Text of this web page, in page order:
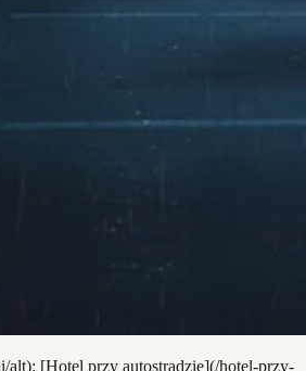
[Hotel przy autostradzie](/hotel-przy-